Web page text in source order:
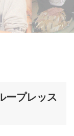
ープレッス